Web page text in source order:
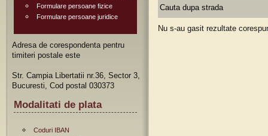
Formulare persoane fizice
Formulare persoane juridice
Adresa de corespondenta pentru
timiteri postale este
Str. Campia Libertatii nr.36, Sector 3,
Bucuresti, Cod postal 030373
Modalitati de plata
Coduri IBAN
Cauta dupa strada
Nu s-au gasit rezultate